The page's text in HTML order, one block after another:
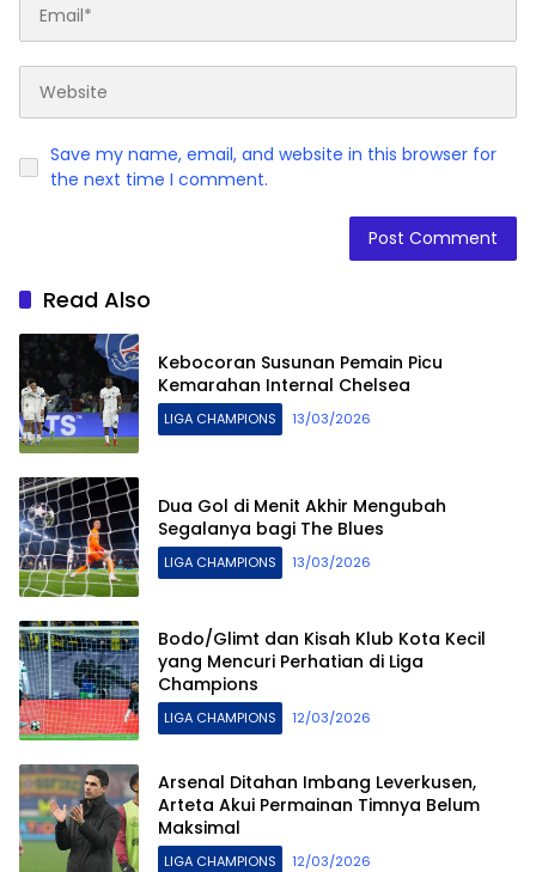
Save my name, email, and website in this browser for
the next time I comment.
Read Also
Kebocoran Susunan Pemain Picu
Kemarahan Internal Chelsea
LIGA CHAMPIONS 13/03/2026
Dua Gol di Menit Akhir Mengubah
Segalanya bagi The Blues
LIGA CHAMPIONS 13/03/2026
Bodo/Glimt dan Kisah Klub Kota Kecil
yang Mencuri Perhatian di Liga
Champions
LIGA CHAMPIONS 12/03/2026
Arsenal Ditahan Imbang Leverkusen,
Arteta Akui Permainan Timnya Belum
Maksimal
LIGA CHAMPIONS 12/03/2026